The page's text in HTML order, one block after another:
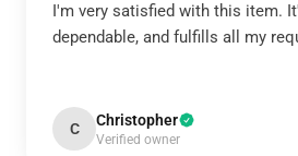
I'm very satisfied with this item.
dependable, and fulfills all my
C Christopher
Verified owner